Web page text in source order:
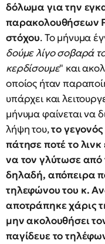
δόλωμα για την
παρακολουθήσεων
στόχου. Το μήνυμα
δούμε λίγο σοβαρά
κερδίσουμε" και
οποίος ήταν
υπάρχει και
μήνυμα φαίνεται να
λήψη του,το
πάτησε ποτέ το λινκ
να τον γλύτωσε από
δηλαδή, απόπειρα
τηλεφώνου του κ.
αποτράπηκε χάρις
μην ακολουθήσει
παγίδευε το